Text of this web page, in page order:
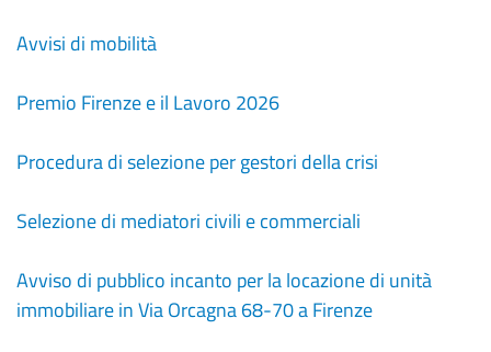
Avvisi di mobilità
Premio Firenze e il Lavoro 2026
Procedura di selezione per gestori della crisi
Selezione di mediatori civili e commerciali
Avviso di pubblico incanto per la locazione di unità
immobiliare in Via Orcagna 68-70 a Firenze